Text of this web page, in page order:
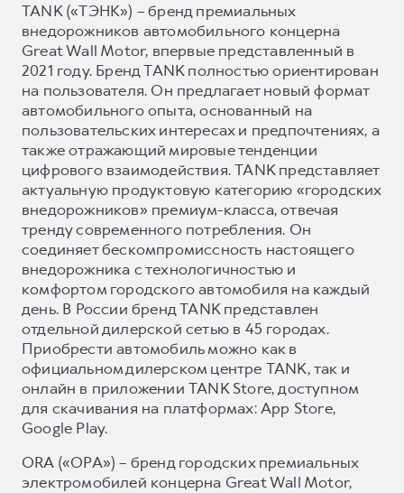
TANK («ТЭНК») – бренд премиальных
внедорожников автомобильного концерна
Great Wall Motor, впервые представленный в
2021 году. Бренд TANK полностью ориентирован
на пользователя. Он предлагает новый формат
автомобильного опыта, основанный на
пользовательских интересах и предпочтениях, а
также отражающий мировые тенденции
цифрового взаимодействия. TANK представляет
актуальную продуктовую категорию «городских
внедорожников» премиум-класса, отвечая
тренду современного потребления. Он
соединяет бескомпромиссность настоящего
внедорожника с технологичностью и
комфортом городского автомобиля на каждый
день. В России бренд TANK представлен
отдельной дилерской сетью в 45 городах.
Приобрести автомобиль можно как в
официальном дилерском центре TANK, так и
онлайн в приложении TANK Store, доступном
для скачивания на платформах: App Store,
Google Play.
ORA («ОРА») – бренд городских премиальных
электромобилей концерна Great Wall Motor,